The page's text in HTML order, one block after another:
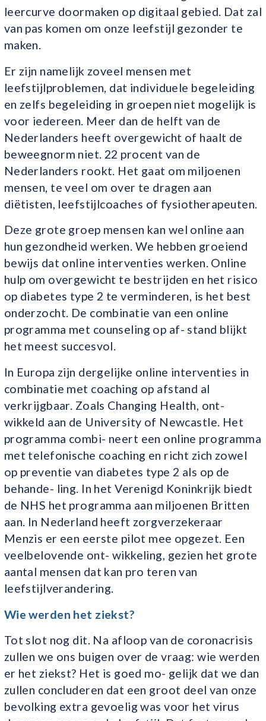
leercurve doormaken op digitaal gebied. Dat zal
van pas komen om onze leefstijl gezonder te
maken.
Er zijn namelijk zoveel mensen met
leefstijlproblemen, dat individuele begeleiding
en zelfs begeleiding in groepen niet mogelijk is
voor iedereen. Meer dan de helft van de
Nederlanders heeft overgewicht of haalt de
beweegnorm niet. 22 procent van de
Nederlanders rookt. Het gaat om miljoenen
mensen, te veel om over te dragen aan
diëtisten, leefstijlcoaches of fysiotherapeuten.
Deze grote groep mensen kan wel online aan
hun gezondheid werken. We hebben groeiend
bewijs dat online interventies werken. Online
hulp om overgewicht te bestrijden en het risico
op diabetes type 2 te verminderen, is het best
onderzocht. De combinatie van een online
programma met counseling op af- stand blijkt
het meest succesvol.
In Europa zijn dergelijke online interventies in
combinatie met coaching op afstand al
verkrijgbaar. Zoals Changing Health, ont-
wikkeld aan de University of Newcastle. Het
programma combi- neert een online programma
met telefonische coaching en richt zich zowel
op preventie van diabetes type 2 als op de
behande- ling. In het Verenigd Koninkrijk biedt
de NHS het programma aan miljoenen Britten
aan. In Nederland heeft zorgverzekeraar
Menzis er een eerste pilot mee opgezet. Een
veelbelovende ont- wikkeling, gezien het grote
aantal mensen dat kan pro teren van
leefstijlverandering.
Wie werden het ziekst?
Tot slot nog dit. Na afloop van de coronacrisis
zullen we ons buigen over de vraag: wie werden
er het ziekst? Het is goed mo- gelijk dat we dan
zullen concluderen dat een groot deel van onze
bevolking extra gevoelig was voor het virus